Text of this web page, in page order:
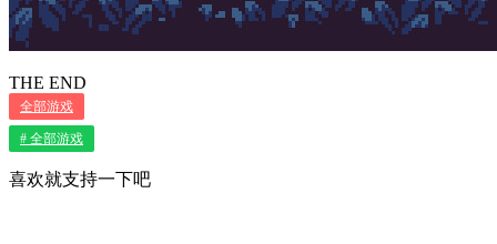
THE END
全部游戏
# 全部游戏
喜欢就支持一下吧